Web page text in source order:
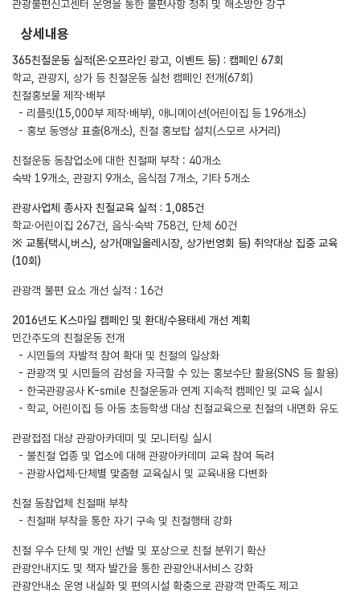
관광불편신고센터 운영을 통한 불편사항 청취 및 해소방안 강구
상세내용
365친절운동 실적(온·오프라인 광고, 이벤트 등) : 캠페인 67회
학교, 관광지, 상가 등 친절운동 실천 캠페인 전개(67회)
친절홍보물 제작·배부
- 리플릿(15,000부 제작·배부), 애니메이션(어린이집 등 196개소)
- 홍보 동영상 표출(8개소), 친절 홍보탑 설치(스모르 사거리)
친절운동 동참업소에 대한 친절패 부착 : 40개소
숙박 19개소, 관광지 9개소, 음식점 7개소, 기타 5개소
관광사업체 종사자 친절교육 실적 : 1,085건
학교·어린이집 267건, 음식·숙박 758건, 단체 60건
※ 교통(택시,버스), 상가(매일올레시장, 상가번영회 등) 취약대상 집중 교육
(10회)
관광객 불편 요소 개선 실적 : 16건
2016년도 K스마일 캠페인 및 환대/수용태세 개선 계획
민간주도의 친절운동 전개
- 시민들의 자발적 참여 확대 및 친절의 일상화
- 관광객 및 시민들의 감성을 자극할 수 있는 홍보수단 활용(SNS 등 활용)
- 한국관광공사 K-smile 친절운동과 연계 지속적 캠페인 및 교육 실시
- 학교, 어린이집 등 아동 초등학생 대상 친절교육으로 친절의 내면화 유도
관광접점 대상 관광아카데미 및 모니터링 실시
- 불친절 업종 및 업소에 대해 관광아카데미 교육 참여 독려
- 관광사업체·단체별 맟춤형 교육실시 및 교육내용 다변화
친절 동참업체 친절패 부착
- 친절패 부착을 통한 자기 구속 및 친절행태 강화
친절 우수 단체 및 개인 선발 및 포상으로 친절 분위기 확산
관광안내지도 및 책자 발간을 통한 관광안내서비스 강화
관광안내소 운영 내실화 및 편의시설 확충으로 관광객 만족도 제고